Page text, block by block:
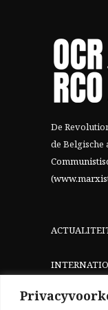
De
de
THEORIE